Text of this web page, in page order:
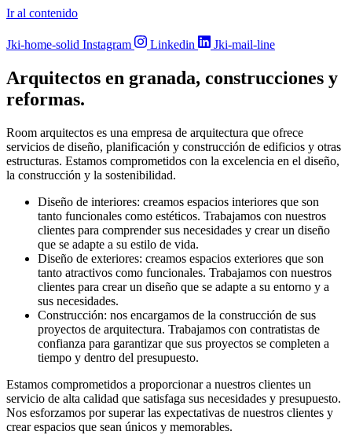
Ir al contenido
Jki-home-solid Instagram Linkedin Jki-mail-line
Arquitectos en granada, construcciones y
reformas.
Room arquitectos es una empresa de arquitectura que ofrece
servicios de diseño, planificación y construcción de edificios y otras
estructuras. Estamos comprometidos con la excelencia en el diseño,
la construcción y la sostenibilidad.
Diseño de interiores: creamos espacios interiores que son
tanto funcionales como estéticos. Trabajamos con nuestros
clientes para comprender sus necesidades y crear un diseño
que se adapte a su estilo de vida.
Diseño de exteriores: creamos espacios exteriores que son
tanto atractivos como funcionales. Trabajamos con nuestros
clientes para crear un diseño que se adapte a su entorno y a
sus necesidades.
Construcción: nos encargamos de la construcción de sus
proyectos de arquitectura. Trabajamos con contratistas de
confianza para garantizar que sus proyectos se completen a
tiempo y dentro del presupuesto.
Estamos comprometidos a proporcionar a nuestros clientes un
servicio de alta calidad que satisfaga sus necesidades y presupuesto.
Nos esforzamos por superar las expectativas de nuestros clientes y
crear espacios que sean únicos y memorables.